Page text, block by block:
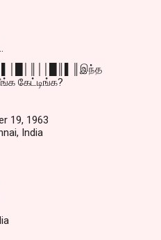
கேட்டிங்க?
19, 1963
India